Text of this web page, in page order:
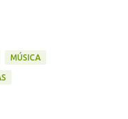
MÚSICA